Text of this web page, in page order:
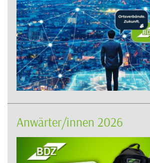
Anwärter/innen 2026